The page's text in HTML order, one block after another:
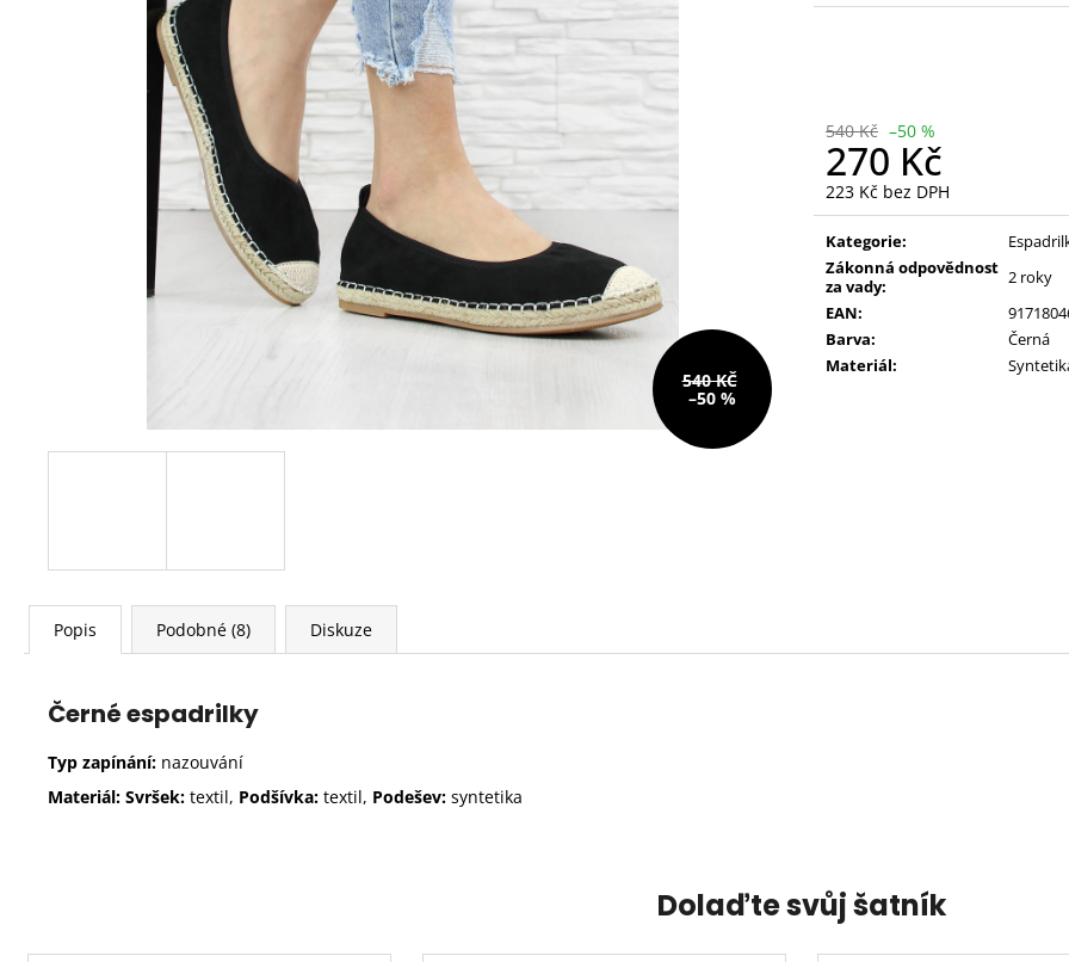
540 Kč –50 %
270 Kč
223 Kč bez DPH
Měrná
cena:
Kategorie:
Zákonná odpovědnost
za vady:
2 roky
EAN:
Barva:
Černá
Materiál:
540 KČ
–50 %
Popis Podobné (8) Diskuze
Černé espadrilky
Typ zapínání: nazouvání
Materiál: Svršek: textil, Podšívka: textil, Podešev: syntetika
Dolaďte svůj šatník
390 Kč
Původně: 490 Kč
228 Kč
Původně:610 Kč
390 Kč